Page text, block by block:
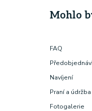
Mohlo
FAQ
Navíjení
Praní a
Fotogalerie